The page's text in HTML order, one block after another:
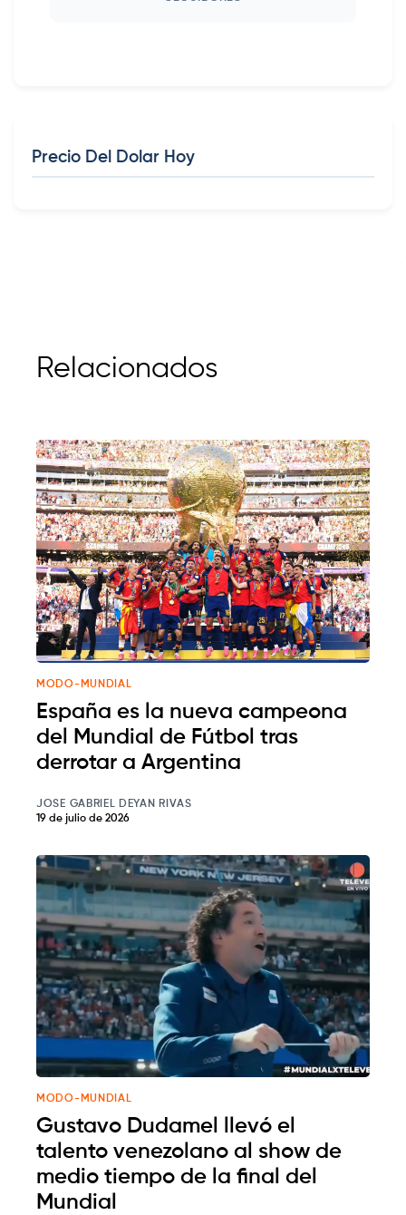
Precio Del Dolar Hoy
Relacionados
MODO-MUNDIAL
España es la nueva campeona
del Mundial de Fútbol tras
derrotar a Argentina
JOSE GABRIEL DEYAN RIVAS
19 de julio de 2026
MODO-MUNDIAL
Gustavo Dudamel llevó el
talento venezolano al show de
medio tiempo de la final del
Mundial